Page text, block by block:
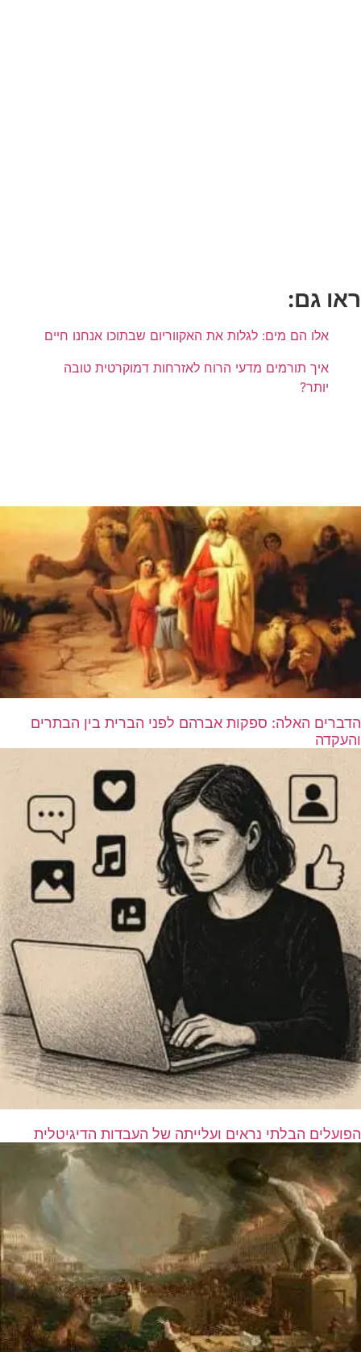
ראו גם:
אלו הם מים: לגלות את האקווריום שבתוכו אנחנו חיים
איך תורמים מדעי הרוח לאזרחות דמוקרטית טובה
יותר?
הדברים האלה: ספקות אברהם לפני הברית בין הבתרים
והעקדה
הפועלים הבלתי נראים ועלייתה של העבדות הדיגיטלית